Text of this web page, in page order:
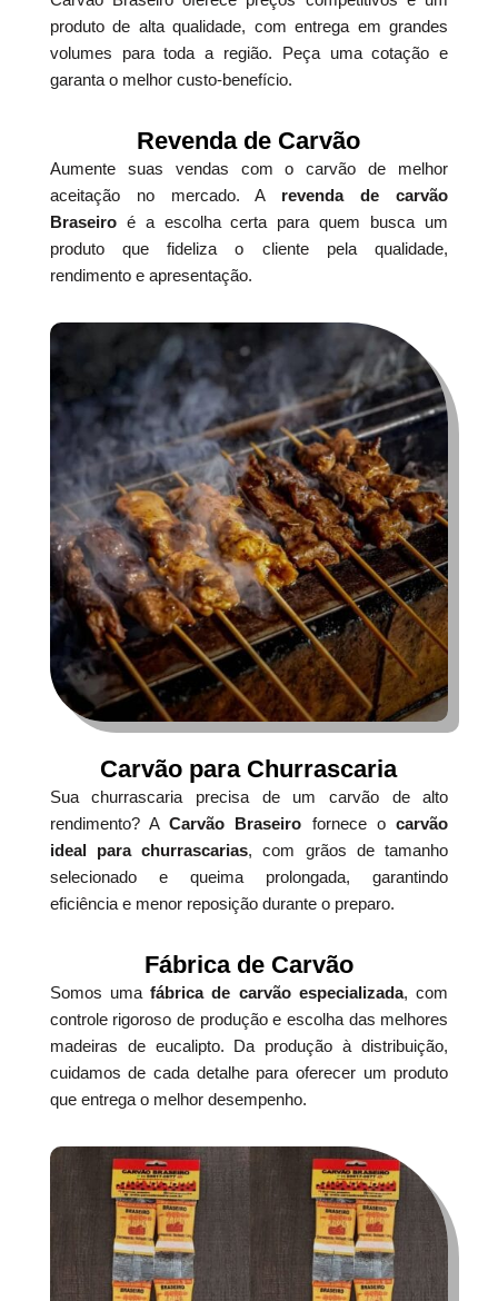
produto de alta qualidade, com entrega em grandes
volumes para toda a região. Peça uma cotação e
garanta o melhor custo-benefício.
Revenda de Carvão
Aumente suas vendas com o carvão de melhor
aceitação no mercado. A revenda de carvão
Braseiroé a escolha certa para quem busca um
produto que fideliza o cliente pela qualidade,
rendimento e apresentação.
Carvão para Churrascaria
Sua churrascaria precisa de um carvão de alto
rendimento? ACarvão Braseiro fornece ocarvão
ideal para churrascarias, com grãos de tamanho
selecionado e queima prolongada, garantindo
eficiência e menor reposição durante o preparo.
Fábrica de Carvão
Somos umafábrica de carvão especializada, com
controle rigoroso de produção e escolha das melhores
madeiras de eucalipto. Da produção à distribuição,
cuidamos de cada detalhe para oferecer um produto
que entrega o melhor desempenho.